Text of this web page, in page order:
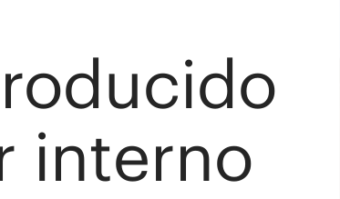
interno